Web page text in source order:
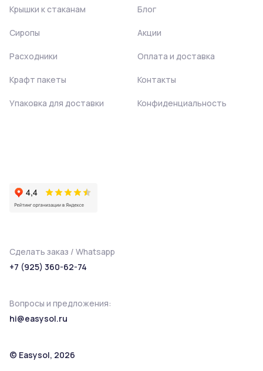
Сделать заказ / Whatsapp
+7 (925) 360-62-74
Вопросы и предложения:
hi@easysol.ru
© Easysol, 2026
Крышки к стаканам
Сиропы
Расходники
Крафт пакеты
Упаковка для доставки
Блог
Акции
Оплата и доставка
Контакты
Конфиденциальность